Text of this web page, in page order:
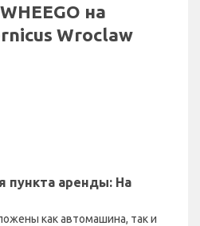
на
Wroclaw
пункта аренды: На
как автомашина, так и